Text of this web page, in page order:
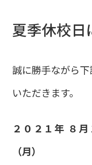
夏季休校日
誠に勝手ながら
いただきます。
２０２１年 ８
（月）